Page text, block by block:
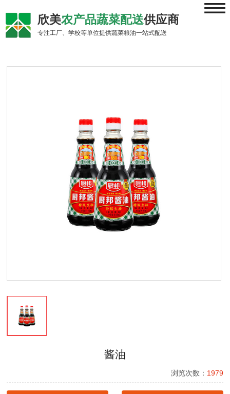
欣美农产品蔬菜配送供应商
专注工厂、学校等单位提供蔬菜粮油一站式配送
≡
酱油
浏览次数： 1979